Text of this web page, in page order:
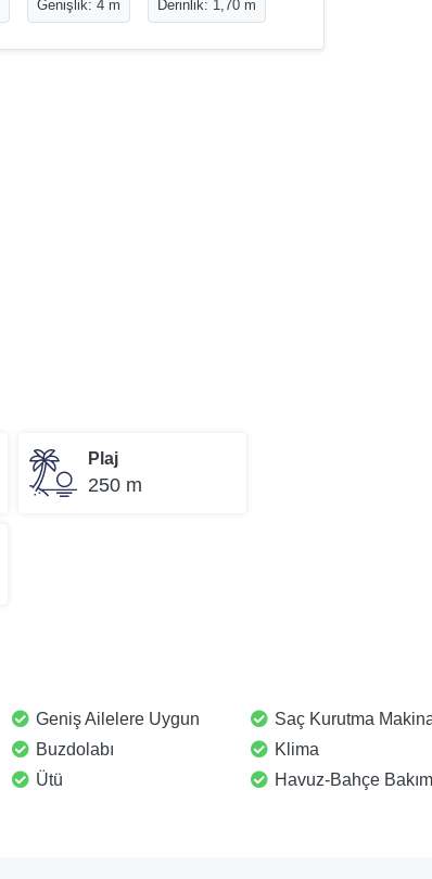
Genişlik: 4 m Derinlik: 1,70 m
Plaj
250 m
Geniş Ailelere Uygun
Saç Kurutma
Buzdolabı
Klima
Ütü
Havuz-Bahçe